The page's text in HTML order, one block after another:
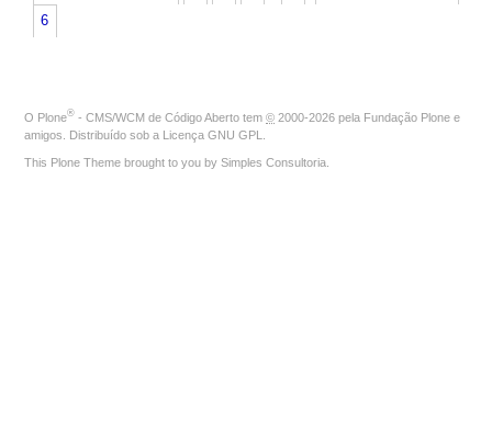
6
O Plone® - CMS/WCM de Código Aberto tem © 2000-2026 pela Fundação Plone e
amigos. Distribuído sob a Licença GNU GPL
This Plone Theme brought to you by Simples Consultoria